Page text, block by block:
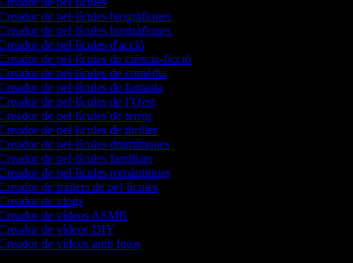
de pel·lícules biogràfiques
de pel·lícules biogràfiques
de pel·lícules d'acció
de pel·lícules de ciència-ficció
de pel·lícules de comèdia
de pel·lícules de fantasia
de pel·lícules de l’Oest
de pel·lícules de terror
de pel·lícules de thriller
de pel·lícules dramàtiques
de pel·lícules familiars
de pel·lícules romàntiques
de tràilers de pel·lícules
de vlogs
de vídeos ASMR
de vídeos DIY
de vídeos amb fotos